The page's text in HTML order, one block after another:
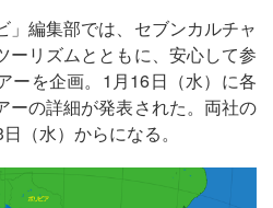
」編集部では、セブンカルチャ
ーリズムとともに、安心して参
ーを企画。1月16日（水）に各
ーの詳細が発表された。両社の
（水）からになる。